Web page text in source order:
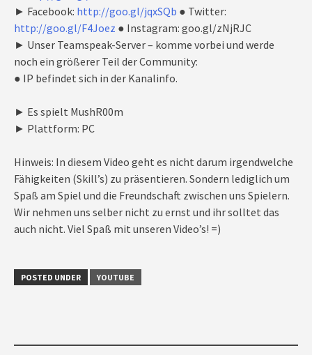
► Facebook: http://goo.gl/jqxSQb ● Twitter:
http://goo.gl/F4Joez ● Instagram: goo.gl/zNjRJC
► Unser Teamspeak-Server – komme vorbei und werde
noch ein größerer Teil der Community:
● IP befindet sich in der Kanalinfo.
► Es spielt MushR00m
► Plattform: PC
Hinweis: In diesem Video geht es nicht darum irgendwelche
Fähigkeiten (Skill’s) zu präsentieren. Sondern lediglich um
Spaß am Spiel und die Freundschaft zwischen uns Spielern.
Wir nehmen uns selber nicht zu ernst und ihr solltet das
auch nicht. Viel Spaß mit unseren Video’s! =)
POSTED UNDER YOUTUBE